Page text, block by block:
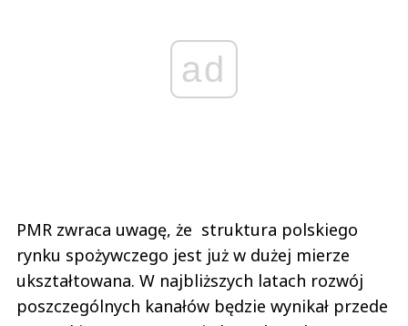
ad
PMR zwraca uwagę, że struktura polskiego
rynku spożywczego jest już w dużej mierze
ukształtowana. W najbliższych latach rozwój
poszczególnych kanałów będzie wynikał przede